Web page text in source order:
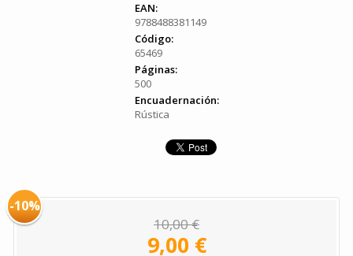
EAN:
9788488381149
Código:
65469
Páginas:
500
Encuadernación:
Rústica
-10%
10,00 €
9,00 €